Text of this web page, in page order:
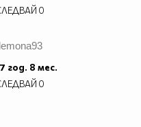
0
год. 8 мес.
0